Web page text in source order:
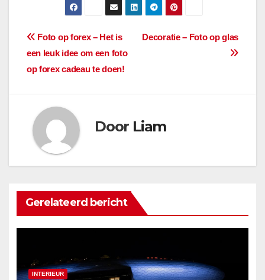
BerichtnavigatieDecoratie – Foto op glas
Foto op forex – Het is
een leuk idee om een foto
op forex cadeau te doen!
Door Liam
Gerelateerd bericht
INTERIEUR